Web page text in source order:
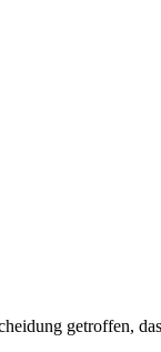
getroffen,